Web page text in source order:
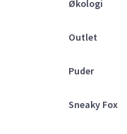
Økologi
Outlet
Puder
Sneaky Fox